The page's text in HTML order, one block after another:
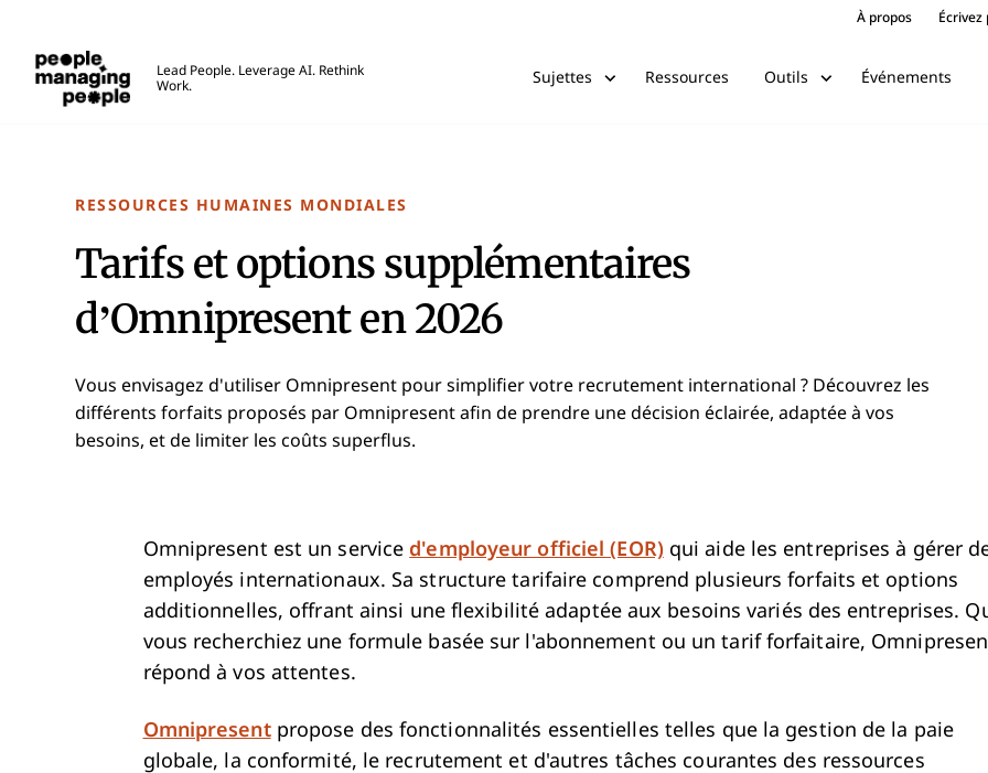
À propos Écrivez
Lead People. Leverage AI. Rethink
Work.
Sujettes Ressources Outils Événements
RESSOURCES HUMAINES MONDIALES
Tarifs et options supplémentaires
d’Omnipresent en 2026
Vous envisagez d'utiliser Omnipresent pour simplifier votre recrutement international ? Découvrez les
différents forfaits proposés par Omnipresent afin de prendre une décision éclairée, adaptée à vos
besoins, et de limiter les coûts superflus.
Omnipresent est un service d'employeur officiel (EOR)qui aide les entreprises à gérer
employés internationaux. Sa structure tarifaire comprend plusieurs forfaits et options
additionnelles, offrant ainsi une flexibilité adaptée aux besoins variés des entreprises.
vous recherchiez une formule basée sur l'abonnement ou un tarif forfaitaire,
répond à vos attentes.
Omnipresentpropose des fonctionnalités essentielles telles que la gestion de la paie
globale, la conformité, le recrutement et d'autres tâches courantes des ressources